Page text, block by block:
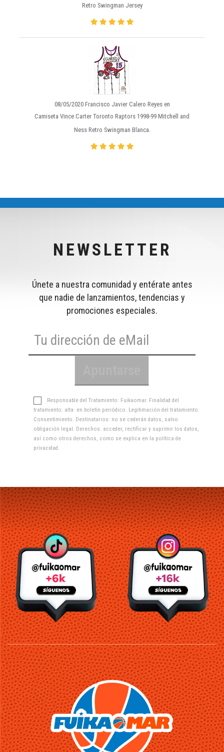
Retro Swingman Jersey
08/05/2020 Francisco Javier Calero Reyes en
Camiseta Vince Carter Toronto Raptors 1998-99 Mitchell and
Ness Retro Swingman Blanca.
NEWSLETTER
Únete a nuestra comunidad y entérate antes
que nadie de lanzamientos, tendencias y
promociones especiales.
Responsable del Tratamiento: Fuikaomar. Finalidad del
tratamiento: alta en boletín periódico. Legitimación del tratamiento:
Consentimiento. Destinatarios: no se cederán datos, salvo
obligación legal. Derechos: acceder, rectificar y suprimir los datos,
así como otros derechos, como se explica en la política de
privacidad .